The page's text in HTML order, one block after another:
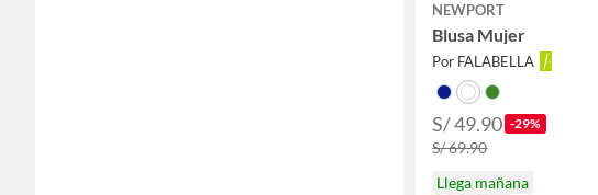
NEWPORT
Blusa Mujer
Por FALABELLA
S/ 49.90 -29%
S/ 69.90
Llega mañana